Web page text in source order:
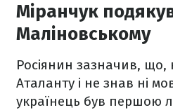
Міранчук
Маліновському
Росіянин зазначив,
Аталанту і не знав ні
українець був першою